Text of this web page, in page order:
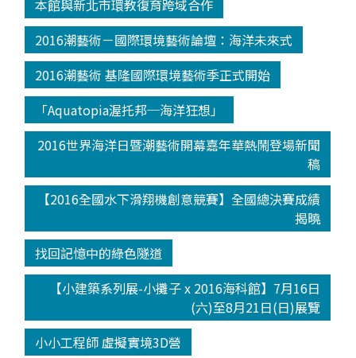
本館與新北市環教復育跨域合作
2016潮藝術－國際環境藝術論壇：海洋未來式
2016潮藝術 基隆國際環境藝術季正式開始
「Aquatopia渥托邦─海洋狂想」
2016世界海洋日暨潮藝術開幕嘉年華熱鬧登場新聞
稿
【2016全國水下滑翔機創意競賽】全國總決賽成績
揭曉
找回記憶中的綠色隧道
【小建築系列展-小攤子 x 2016海科館】7月16日
(六)至8月21日(日)展覽
小小工程師 虛擬實境3D營